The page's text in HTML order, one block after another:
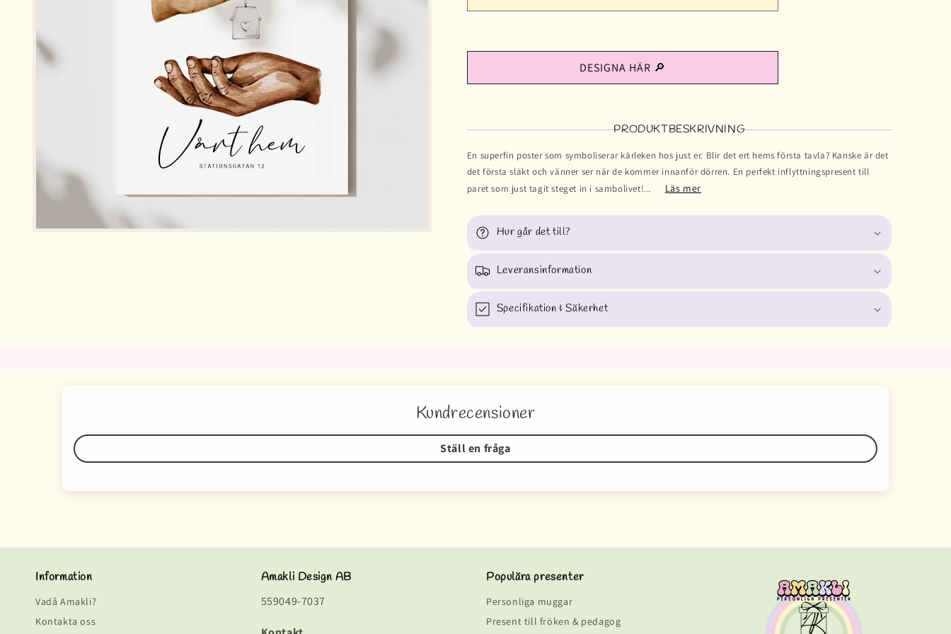
DESIGNA HÄR 🔎
PRODUKTBESKRIVNING
En superfin poster som symboliserar kärleken hos just er. Blir det ert hems första tavla? Kanske är det
det första släkt och vänner ser när de kommer innanför dörren. En perfekt inflyttningspresent till
paret som just tagit steget in i sambolivet!...
Läs mer
Hur går det till?
Leveransinformation
Specifikation & Säkerhet
Kundrecensioner
Ställ en fråga
Information
Vadå Amakli?
Kontakta oss
Amakli Design AB
559049-7037
Populära presenter
Personliga muggar
Present till fröken & pedagog